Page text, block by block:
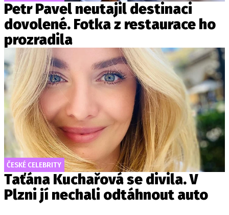
Petr Pavel neutajil destinaci
dovolené. Fotka z restaurace ho
prozradila
ČESKÉ CELEBRITY
Taťána Kuchařová se divila. V
Plzni jí nechali odtáhnout auto